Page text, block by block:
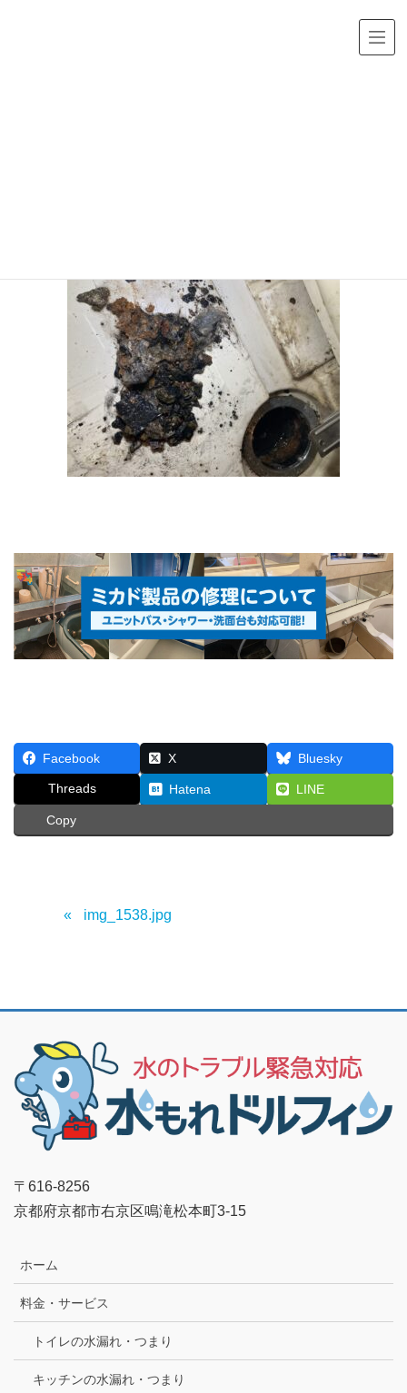
Facebook X Bluesky
Threads Hatena LINE
Copy
img_1538.jpg
〒616-8256
京都府京都市右京区鳴滝松本町3-15
ホーム
料金・サービス
トイレの水漏れ・つまり
キッチンの水漏れ・つまり